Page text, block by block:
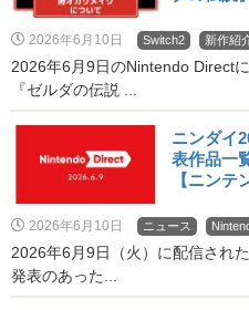
2026年6月10日 Switch2 新作紹
2026年6月9日のNintendo Direct
『ゼルダの伝説 ...
ニンダイ
表作品一
【ニンテ
2026年6月10日 ニュース
2026年6月9日（火）に配信され
発表のあった...